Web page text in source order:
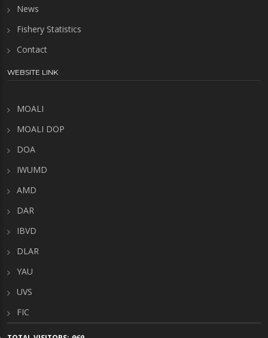
News
Fishery Statistics
Contact
WEBSITE LINK
MOALI
MOALI DOP
DOA
IWUMD
AMD
DAR
IBVD
DLAR
YAU
UVS
FIC